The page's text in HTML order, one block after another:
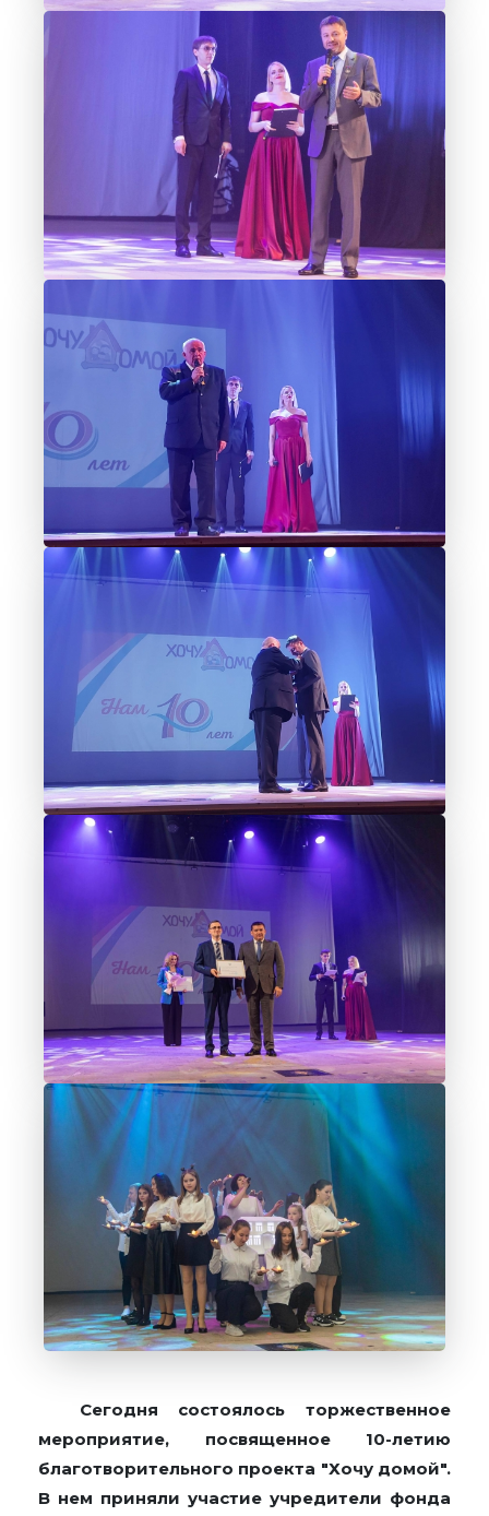
Сегодня состоялось торжественное
мероприятие, посвященное 10-летию
благотворительного проекта "Хочу домой".
В нем приняли участие учредители фонда